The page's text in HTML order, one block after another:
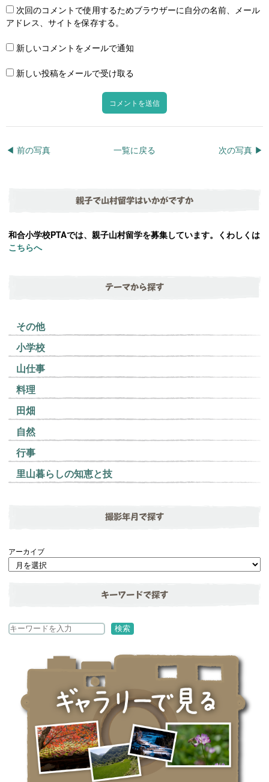
次回のコメントで使用するためブラウザーに自分の名前、メール
アドレス、サイトを保存する。
新しいコメントをメールで通知
新しい投稿をメールで受け取る
◀︎ 前の写真 次の写真 ▶︎
一覧に戻る
親子で山村留学はいかがですか
和合小学校PTAでは、親子山村留学を募集しています。くわしくは
こちらへ
テーマから探す
その他
小学校
山仕事
料理
田畑
自然
行事
里山暮らしの知恵と技
撮影年月で探す
アーカイブ
キーワードで探す
検
検索